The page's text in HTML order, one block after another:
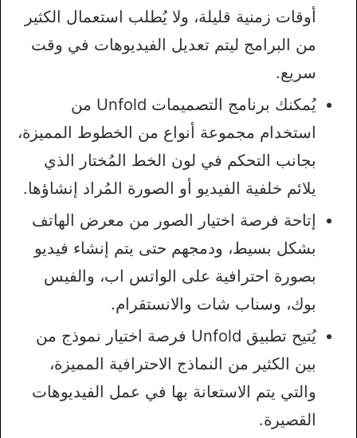
أوقات زمنية قليلة، ولا يُطلب استعمال الكثير
من البرامج ليتم تعديل الفيديوهات في وقت
سريع.
يُمكنك برنامج التصميمات Unfold من
استخدام مجموعة أنواع من الخطوط المميزة،
بجانب التحكم في لون الخط المُختار الذي
يلائم خلفية الفيديو أو الصورة المُراد إنشاؤها.
إتاحة فرصة اختيار الصور من معرض الهاتف
بشكل بسيط، ودمجهم حتى يتم إنشاء فيديو
بصورة احترافية على الواتس اب، والفيس
بوك، وسناب شات والانستقرام.
يُتيح تطبيق Unfold فرصة اختيار نموذج من
بين الكثير من النماذج الاحترافية المميزة،
والتي يتم الاستعانة بها في عمل الفيديوهات
القصيرة.